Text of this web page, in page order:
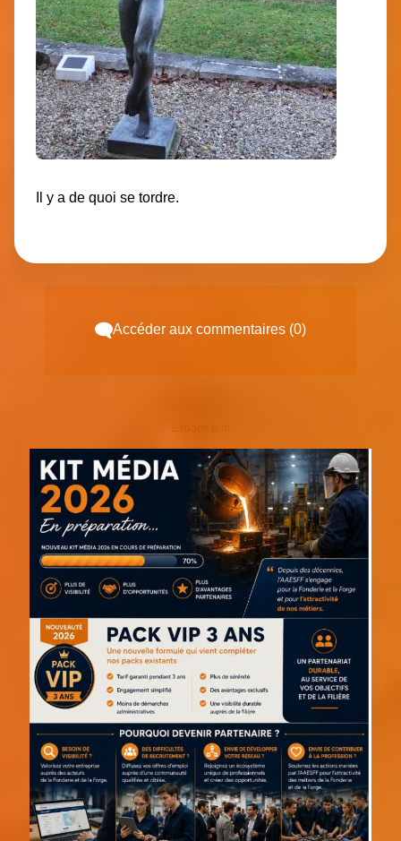
Il y a de quoi se tordre.
Accéder aux commentaires (0)